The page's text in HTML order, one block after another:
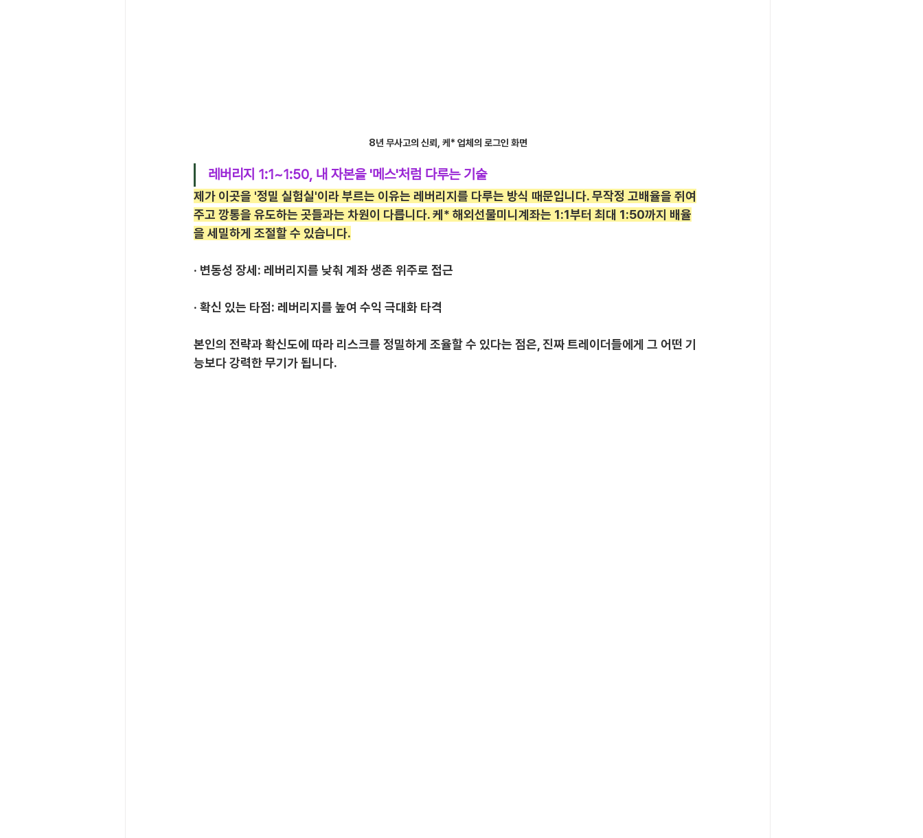
8년 무사고의 신뢰, 케* 업체의 로그인 화면
레버리지 1:1~1:50, 내 자본을 '메스'처럼 다루는 기술
제가 이곳을 '정밀 실험실'이라 부르는 이유는 레버리지를 다루는 방식 때문입니다. 무작정 고배율을 쥐여
주고 깡통을 유도하는 곳들과는 차원이 다릅니다. 케* 해외선물미니계좌는 1:1부터 최대 1:50까지 배율
을 세밀하게 조절할 수 있습니다.
· 변동성 장세: 레버리지를 낮춰 계좌 생존 위주로 접근
· 확신 있는 타점: 레버리지를 높여 수익 극대화 타격
본인의 전략과 확신도에 따라 리스크를 정밀하게 조율할 수 있다는 점은, 진짜 트레이더들에게 그 어떤 기
능보다 강력한 무기가 됩니다.